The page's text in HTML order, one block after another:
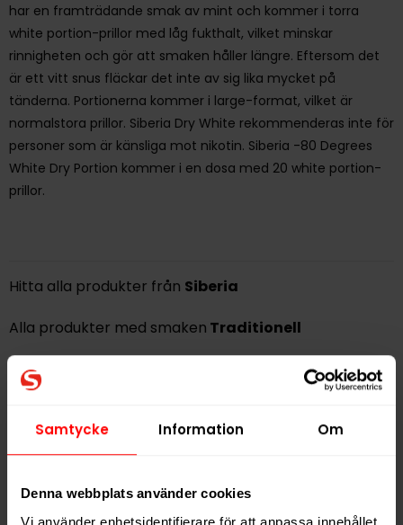
Samtycke Information Om
Denna webbplats använder cookies
Vi använder enhetsidentifierare för att anpassa innehållet
har en framträdande smak av mint och kommer i torra
white portion-prillor med låg fukthalt, vilket minskar
rinnigheten och gör att smaken håller längre. Eftersom det
är ett vitt snus fläckar det inte av sig lika mycket på
tänderna. Portionerna kommer i large-format, vilket är
normalstora prillor. Siberia Dry White rekommenderas inte för
personer som är känsliga mot nikotin. Siberia -80 Degrees
White Dry Portion kommer i en dosa med 20 white portion-
prillor.
Hitta alla produkter från Siberia
Alla produkter med smaken Traditionell
PRODUKTINFORMATION
Styrka
Stark